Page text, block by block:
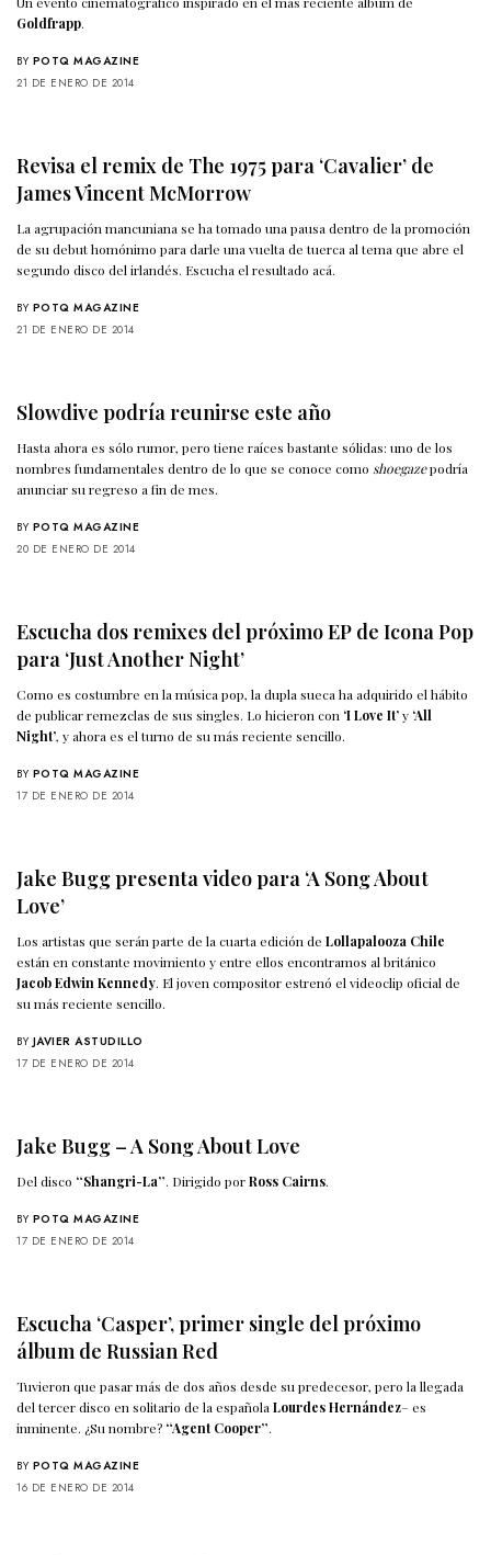
Goldfrapp.
BY POTQ MAGAZINE
21 DE ENERO DE 2014
Revisa el remix de The 1975 para ‘Cavalier’ de
James Vincent McMorrow
La agrupación mancuniana se ha tomado una pausa dentro de la promoción
de su debut homónimo para darle una vuelta de tuerca al tema que abre el
segundo disco del irlandés. Escucha el resultado acá.
BY POTQ MAGAZINE
21 DE ENERO DE 2014
Slowdive podría reunirse este año
Hasta ahora es sólo rumor, pero tiene raíces bastante sólidas: uno de los
nombres fundamentales dentro de lo que se conoce como shoegazepodría
anunciar su regreso a fin de mes.
BY POTQ MAGAZINE
20 DE ENERO DE 2014
Escucha dos remixes del próximo EP de Icona Pop
para ‘Just Another Night’
Como es costumbre en la música pop, la dupla sueca ha adquirido el hábito
de publicar remezclas de sus singles. Lo hicieron con ‘I Love It’y ‘All
Night’, y ahora es el turno de su más reciente sencillo.
BY POTQ MAGAZINE
17 DE ENERO DE 2014
Jake Bugg presenta video para ‘A Song About
Love’
Los artistas que serán parte de la cuarta edición deLollapalooza Chile
están en constante movimiento y entre ellos encontramos al británico
Jacob Edwin Kennedy. El joven compositor estrenó el videoclip oficial de
su más reciente sencillo.
BY JAVIER ASTUDILLO
17 DE ENERO DE 2014
Jake Bugg – A Song About Love
Del disco “Shangri-La”. Dirigido porRoss Cairns.
BY POTQ MAGAZINE
17 DE ENERO DE 2014
Escucha ‘Casper’, primer single del próximo
álbum de Russian Red
Tuvieron que pasar más de dos años desde su predecesor, pero la llegada
del tercer disco en solitario de la españolaLourdes Hernández– es
inminente. ¿Su nombre? “Agent Cooper”.
BY POTQ MAGAZINE
16 DE ENERO DE 2014